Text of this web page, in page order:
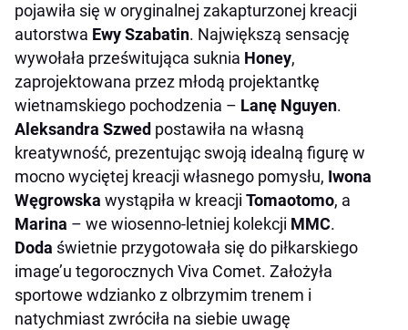
pojawiła się w oryginalnej zakapturzonej kreacji
autorstwa Ewy Szabatin. Największą sensację
wywołała prześwitująca suknia Honey,
zaprojektowana przez młodą projektantkę
wietnamskiego pochodzenia – Lanę Nguyen.
Aleksandra Szwed postawiła na własną
kreatywność, prezentując swoją idealną figurę w
mocno wyciętej kreacji własnego pomysłu, Iwona
Węgrowska wystąpiła w kreacji Tomaotomo, a
Marina – we wiosenno-letniej kolekcji MMC.
Doda świetnie przygotowała się do piłkarskiego
image’u tegorocznych Viva Comet. Założyła
sportowe wdzianko z olbrzymim trenem i
natychmiast zwróciła na siebie uwagę